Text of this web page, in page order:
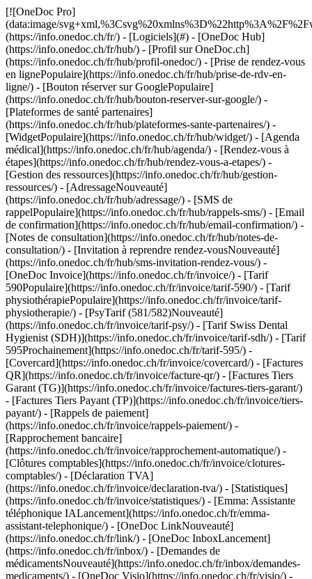
[![OneDoc Pro](data:image/svg+xml,%3Csvg%20xmlns%3D%22http%3A%2F%2Fwww.w3.org%2F2000%2Fsvg%22%20viewBox%3D%220%200%20110%2021%22%3E%3C%2Fsvg%3E)](https://info.onedoc.ch/fr/) - [Logiciels](#) - [OneDoc Hub](https://info.onedoc.ch/fr/hub/) - [Profil sur OneDoc.ch](https://info.onedoc.ch/fr/hub/profil-onedoc/) - [Prise de rendez-vous en lignePopulaire](https://info.onedoc.ch/fr/hub/prise-de-rdv-en-ligne/) - [Bouton réserver sur GooglePopulaire](https://info.onedoc.ch/fr/hub/bouton-reserver-sur-google/) - [Plateformes de santé partenaires](https://info.onedoc.ch/fr/hub/plateformes-sante-partenaires/) - [WidgetPopulaire](https://info.onedoc.ch/fr/hub/widget/) - [Agenda médical](https://info.onedoc.ch/fr/hub/agenda/) - [Rendez-vous à étapes](https://info.onedoc.ch/fr/hub/rendez-vous-a-etapes/) - [Gestion des ressources](https://info.onedoc.ch/fr/hub/gestion-ressources/) - [AdressageNouveauté](https://info.onedoc.ch/fr/hub/adressage/) - [SMS de rappelPopulaire](https://info.onedoc.ch/fr/hub/rappels-sms/) - [Email de confirmation](https://info.onedoc.ch/fr/hub/email-confirmation/) - [Notes de consultation](https://info.onedoc.ch/fr/hub/notes-de-consultation/) - [Invitation à reprendre rendez-vousNouveauté](https://info.onedoc.ch/fr/hub/sms-invitation-rendez-vous/) - [OneDoc Invoice](https://info.onedoc.ch/fr/invoice/) - [Tarif 590Populaire](https://info.onedoc.ch/fr/invoice/tarif-590/) - [Tarif physiothérapiePopulaire](https://info.onedoc.ch/fr/invoice/tarif-physiotherapie/) - [PsyTarif (581/582)Nouveauté](https://info.onedoc.ch/fr/invoice/tarif-psy/) - [Tarif Swiss Dental Hygienist (SDH)](https://info.onedoc.ch/fr/invoice/tarif-sdh/) - [Tarif 595Prochainement](https://info.onedoc.ch/fr/tarif-595/) - [Covercard](https://info.onedoc.ch/fr/invoice/covercard/) - [Factures QR](https://info.onedoc.ch/fr/invoice/facture-qr/) - [Factures Tiers Garant (TG)](https://info.onedoc.ch/fr/invoice/factures-tiers-garant/) - [Factures Tiers Payant (TP)](https://info.onedoc.ch/fr/invoice/tiers-payant/) - [Rappels de paiement](https://info.onedoc.ch/fr/invoice/rappels-paiement/) - [Rapprochement bancaire](https://info.onedoc.ch/fr/invoice/rapprochement-automatique/) - [Clôtures comptables](https://info.onedoc.ch/fr/invoice/clotures-comptables/) - [Déclaration TVA](https://info.onedoc.ch/fr/invoice/declaration-tva/) - [Statistiques](https://info.onedoc.ch/fr/invoice/statistiques/) - [Emma: Assistante téléphonique IALancement](https://info.onedoc.ch/fr/emma-assistant-telephonique/) - [OneDoc LinkNouveauté](https://info.onedoc.ch/fr/link/) - [OneDoc InboxLancement](https://info.onedoc.ch/fr/inbox/) - [Demandes de médicamentsNouveauté](https://info.onedoc.ch/fr/inbox/demandes-medicaments/) - [OneDoc Visio](https://info.onedoc.ch/fr/visio/) - [Badge téléconsultation](https://info.onedoc.ch/fr/visio/badge-teleconsultation/) - [Module de téléconsultationPopulaire](https://info.onedoc.ch/fr/visio/module-de-teleconsultation/) - [Partage d’écran](https://info.onedoc.ch/fr/visio/partage-ecran/) - [Arrière-plan professionnel](https://info.onedoc.ch/fr/visio/arriere-plan/) - [Contrôle de la vidéo et du son](https://info.onedoc.ch/fr/visio/controle-video-son/) - [Solutions](#) - [Par cas d’utilisation](https://info.onedoc.ch/fr/besoins/) - [Gagnez en visibilité](https://info.onedoc.ch/fr/besoins/ameliorer-votre-visibilite/) - [Attirez des nouveaux patients](https://info.onedoc.ch/fr/besoins/gagnez-patients/) - [Automatisez le suivi de vos patients existants](https://info.onedoc.ch/fr/besoins/suivi-patients-existants/) - [Fidélisez vos patientsPopulaire](https://info.onedoc.ch/fr/besoins/fidelisez-vos-patients/) - [Gérez les protocoles de soin](https://info.onedoc.ch/fr/besoins/gerez-protocoles-soins/) - [Gardez vos patients dans votre réseau](https://info.onedoc.ch/fr/besoins/gardez-patients-reseau/) - [Adressez vos patientsPopulaire](https://info.onedoc.ch/fr/besoins/adressez-vos-patients/) - [Recevez des demandes d’adressages](https://info.onedoc.ch/fr/besoins/recevez-demandes-adressage/) - [Limitez les no-showsPopulaire](https://info.onedoc.ch/fr/besoins/limitez-rdv-non-honores/) - [Absorbez plus de demandes patients](https://info.onedoc.ch/fr/besoins/absorbez-demandes-patients/) - [Réduisez le nombre d’appelsPopulaire](https://info.onedoc.ch/fr/besoins/reduisez-les-appels/) - [Restez en contact avec vos patients à distance](https://info.onedoc.ch/fr/besoins/restez-en-contact-avec-patients/) - [Créez et gérez vos factures](https://info.onedoc.ch/fr/besoins/creez-gerez-factures/) - [Par spécialité](https://info.onedoc.ch/fr/specialite/) - [Médecin généraliste](https://info.onedoc.ch/fr/specialite/medecin-generaliste/) - [Spécialiste](https://info.onedoc.ch/fr/specialite/specialiste/) - [Dentiste](https://info.onedoc.ch/fr/specialite/dentiste/) - [Hygiéniste dentaire](https://info.onedoc.ch/fr/specialite/hygieniste-dentaire/) - [PhysiothérapeutePopulaire](https://info.onedoc.ch/fr/specialite/physiotherapeute/) - [Thérapeute complémentaire](https://info.onedoc.ch/fr/specialite/therapeute/) - [PsychologuePopulaire](https://info.onedoc.ch/fr/specialite/psychologue/) - [Psychothérapeute](https://info.onedoc.ch/fr/specialite/psychotherapeute/) - [Ophtalmologue](https://info.onedoc.ch/fr/specialite/ophtalmologue/) - [DermatologuePopulaire](https://info.onedoc.ch/fr/specialite/dermatologue/) - [Pédiatre](https://info.onedoc.ch/fr/specialite/pediatre/) - [Gynécologue](https://info.onedoc.ch/fr/specialite/gynecologue/) - [Médecin esthétique](https://info.onedoc.ch/fr/specialite/medecin-esthetique/) - [Par type d’établissement de santé](https://info.onedoc.ch/fr/specialite/) - [Centre médical](https://info.onedoc.ch/fr/specialite/centre-medical/) - [Hôpital](https://info.onedoc.ch/fr/specialite/hopital/) - [Pharmacie](https://info.onedoc.ch/fr/specialite/pharmacie/) - [Centre d’imagerie médicale](https://info.onedoc.ch/fr/specialite/centre-imagerie-medicale/) - [Laboratoire d’analyses médicales](https://info.onedoc.ch/fr/specialite/laboratoire-analyses-medicales/) - [Audioprothésiste](https://info.onedoc.ch/fr/specialite/audioprothesiste/) - [Opticien](https://info.onedoc.ch/fr/specialite/opticien/) - [Passerelles](#) - [A-D](#) - [Aeskulap](https://info.onedoc.ch/fr/passerelles/aeskulap/) - [amétiq siMed](https://info.onedoc.ch/fr/passerelles/ametiq-simed/) - [Axenita](https://info.onedoc.ch/fr/passerelles/axenita-axonlab/) - [Carefolio](https://info.onedoc.ch/fr/passerelles/carefolio/) - [curaMED](https://info.onedoc.ch/fr/passerelles/curamed/) - [Delemed](https://info.onedoc.ch/fr/passerelles/delemed/) - [DentaGest](https://info.onedoc.ch/fr/passerelles/dentagest/) - [Denteo](https://info.onedoc.ch/fr/passerelles/denteo/) - [E-G](#) - [E-Medicus](https://info.onedoc.ch/fr/passerelles/e-medicus/) - [E-PAT](https://info.onedoc.ch/fr/passerelles/e-pat/) - [ElexisNouveauté](https://info.onedoc.ch/fr/passerelles/elexis/) - [ePaad](https://info.onedoc.ch/fr/passerelles/epaad/) - [ePhysio](https://info.onedoc.ch/fr/passerelles/ephysio/) - [ergodent](https://info.onedoc.ch/fr/passerelles/ergodent/) - [Eyesoft](https://info.onedoc.ch/fr/passerelles/eyesoft/) - [Google Calendar](https://info.onedoc.ch/fr/passerelles/google-calendar/) - [H-M](#) - [Handylife](https://info.onedoc.ch/fr/passerelles/handy-patients/) - [ifaNouveauté](https://info.onedoc.ch/fr/passerelles/ifa/) - [Hexabit Luna](https://info.onedoc.ch/fr/passerelles/hexabit-luna/) - [KISIM](https://info.onedoc.ch/fr/passerelles/cistec-kisim/) - [Liris](https://info.onedoc.ch/fr/passerelles/liris/) - [Medes](https://info.onedoc.ch/fr/passerelles/medes/) - [MediCloud](https://info.onedoc.ch/fr/passerelles/medicloud/) - [MediOnline](https://info.onedoc.ch/fr/passerelles/medionline-caisse-des-medecins/) - [Mediway](https://info.onedoc.ch/fr/passerelles/mediway/) - [N-Q](#) - [NereidaNouveauté](https://info.onedoc.ch/fr/passerelles/nereida/) - [NEXUS](https://info.onedoc.ch/fr/passerelles/nexus/) - [Oplus](https://info.onedoc.ch/fr/passerelles/oplus/) - [Outlook](https://info.onedoc.ch/fr/passerelles/outlook/) - [PhysioApp](https://info.onedoc.ch/fr/passerelles/physioapp/) - [Polavis](https://info.onedoc.ch/fr/passerelles/polavis/) - [Polypoint](https://info.onedoc.ch/fr/passerelles/polypoint/) - [PraxinovaNouveauté](https://info.onedoc.ch/fr/passerelles/praxinova/) - [ProPharma](https://info.onedoc.ch/fr/passerelles/propharma/) - [Pulse Medica](https://info.onedoc.ch/fr/passerelles/pulse-medica/) - [R-Z](#) - [RockethealthNouveauté](https://info.onedoc.ch/fr/passerelles/rockethealth/) - [SOFTplus](https://info.onedoc.ch/fr/passerelles/softplus/) - [Sokle](https://info.onedoc.ch/fr/passerelles/sokle/) - [tomedoNouveauté](https://info.onedoc.ch/fr/passerelles/tomedo/) - [Vitomed](https://info.onedoc.ch/fr/passerelles/vitomed-vitodata/) - [WinLogie](https://info.onedoc.ch/fr/passerelles/winlogie/) - [WinMed](https://info.onedoc.ch/fr/passerelles/winmed/) - [ZaWin](https://info.onedoc.ch/fr/passerelles/zawin/) - [Voir toutes nos passerelles](https://info.onedoc.ch/fr/passerelles/) - [Ressources](#) - [À propos de OneDoc](#) - [Raison d’être](https://info.onedoc.ch/fr/raison-d-etre/) - [Presse](https://info.onedoc.ch/fr/presse/) - [Blog](https://info.onedoc.ch/fr/blog/) - [Pour les médecins généralistes](https://info.onedoc.ch/fr/blog/medecins/) - [Pour les dentistes](https://info.onedoc.ch/fr/blog/dentistes/) - [Pour les hygiénistes dentaires](htt